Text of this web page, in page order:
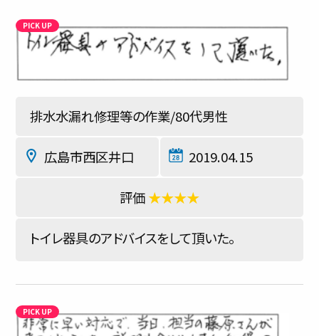
排水水漏れ修理等の作業/80代男性
広島市西区井口 2019.04.15
★★★★
トイレ器具のアドバイスをして頂いた。